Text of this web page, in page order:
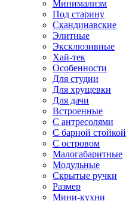
Минимализм
Под старину
Скандинавские
Элитные
Эксклюзивные
Хай-тек
Особенности
Для студии
Для хрущевки
Для дачи
Встроенные
С антресолями
С барной стойкой
С островом
Малогабаритные
Модульные
Скрытые ручки
Размер
Мини-кухни